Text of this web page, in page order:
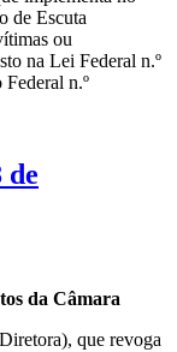
de Escuta
ou
na Lei Federal n.º
n.º
de
da Câmara
que revoga